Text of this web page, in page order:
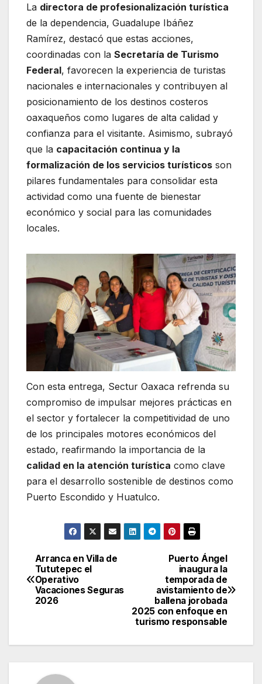
La directora de profesionalización turística
de la dependencia, Guadalupe Ibáñez
Ramírez, destacó que estas acciones,
coordinadas con la Secretaría de Turismo
Federal, favorecen la experiencia de turistas
nacionales e internacionales y contribuyen al
posicionamiento de los destinos costeros
oaxaqueños como lugares de alta calidad y
confianza para el visitante. Asimismo, subrayó
que la capacitación continua y la
formalización de los servicios turísticos son
pilares fundamentales para consolidar esta
actividad como una fuente de bienestar
económico y social para las comunidades
locales.
Con esta entrega, Sectur Oaxaca refrenda su
compromiso de impulsar mejores prácticas en
el sector y fortalecer la competitividad de uno
de los principales motores económicos del
estado, reafirmando la importancia de la
calidad en la atención turística como clave
para el desarrollo sostenible de destinos como
Puerto Escondido y Huatulco.
Navegación
de
Puerto Ángel
inaugura la
temporada de
avistamiento de
ballena jorobada
2025 con enfoque en
turismo responsable
Arranca en Villa de
Tututepec el
Operativo
Vacaciones Seguras
2026